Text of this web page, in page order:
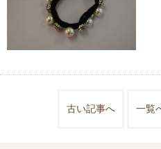
古い記事へ 一覧